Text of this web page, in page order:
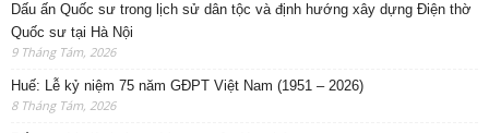
Dấu ấn Quốc sư trong lịch sử dân tộc và định hướng xây dựng Điện thờ
Quốc sư tại Hà Nội
9 Tháng Tám, 2026
Huế: Lễ kỷ niệm 75 năm GĐPT Việt Nam (1951 – 2026)
8 Tháng Tám, 2026